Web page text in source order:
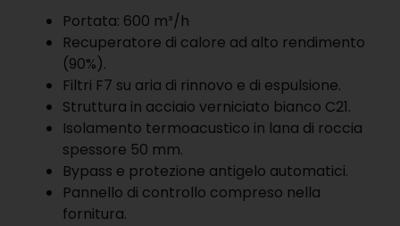
Portata: 600 m³/h
Recuperatore di calore ad alto rendimento
(90%).
Filtri F7 su aria di rinnovo e di espulsione.
Struttura in acciaio verniciato bianco C21.
Isolamento termoacustico in lana di roccia
spessore 50 mm.
Bypass e protezione antigelo automatici.
Pannello di controllo compreso nella
fornitura.